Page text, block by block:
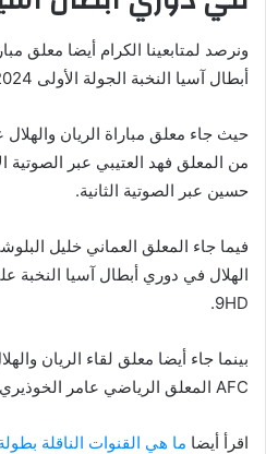
ونرصد لمتابعينا الكرام أيضا معلق
أبطال آسيا النخبة الجولة الأولى 2024 2025 عبر القنوات الناقلة.
من المعلق فهد العتيبي عبر الصوتية
حسين عبر الصوتية الثانية.
فيما جاء المعلق العماني خليل
الهلال في دوري أبطال آسيا النخبة
9HD.
AFC المعلق الرياضي عامر الخوذيري يوم الثلاثاء المقبل.
اقرأ أيضا ما هي القنوات الناقلة